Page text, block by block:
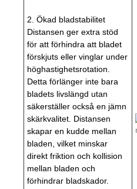
2. Ökad bladstabilitet
Distansen ger extra stöd
för att förhindra att bladet
förskjuts eller vinglar under
höghastighetsrotation.
Detta förlänger inte bara
bladets livslängd utan
säkerställer också en jämn
skärkvalitet. Distansen
skapar en kudde mellan
bladen, vilket minskar
direkt friktion och kollision
mellan bladen och
förhindrar bladskador.